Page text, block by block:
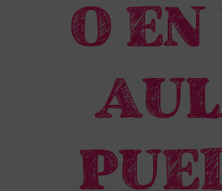
O EN